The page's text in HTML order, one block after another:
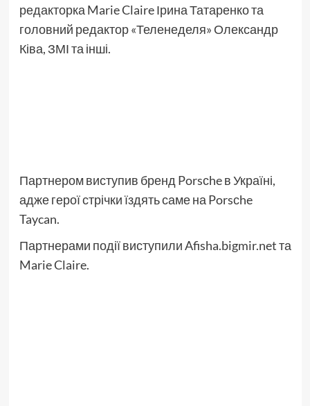
редакторка Marie Claire Ірина Татаренко та
головний редактор «Теленеделя» Олександр
Ківа, ЗМІ та інші.
Партнером виступив бренд Porsсhe в Україні,
адже герої стрічки їздять саме на Porsсhe
Taycan.
Партнерами події виступили Afisha.bigmir.net та
Marie Claire.